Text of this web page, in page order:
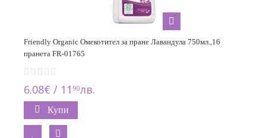
Friendly Organic Омекотител за пране Лавандула 750мл.,16
пранета FR-01765
6.08€ / 11 90лв.
Купи